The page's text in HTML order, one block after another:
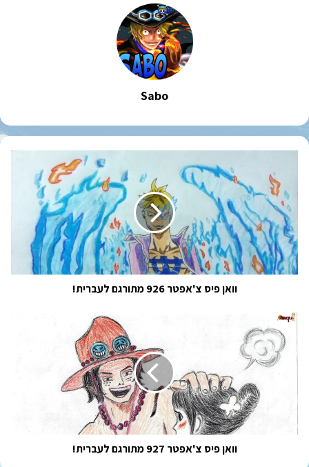
Sabo
צ'אפטר
926
מתורגם
לעברית!
וואן פיס צ'אפטר 926 מתורגם לעברית!
וואן
פיס
צ'אפטר
927
וואן פיס צ'אפטר 927 מתורגם לעברית!